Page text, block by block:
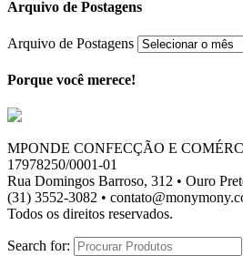
Arquivo de Postagens
Arquivo de Postagens
Porque você merece!
MPONDE CONFECÇÃO E
17978250/0001-01
Rua Domingos Barroso, 312 • Ouro
(31) 3552-3082 •
Todos os direitos reservados.
Search for: